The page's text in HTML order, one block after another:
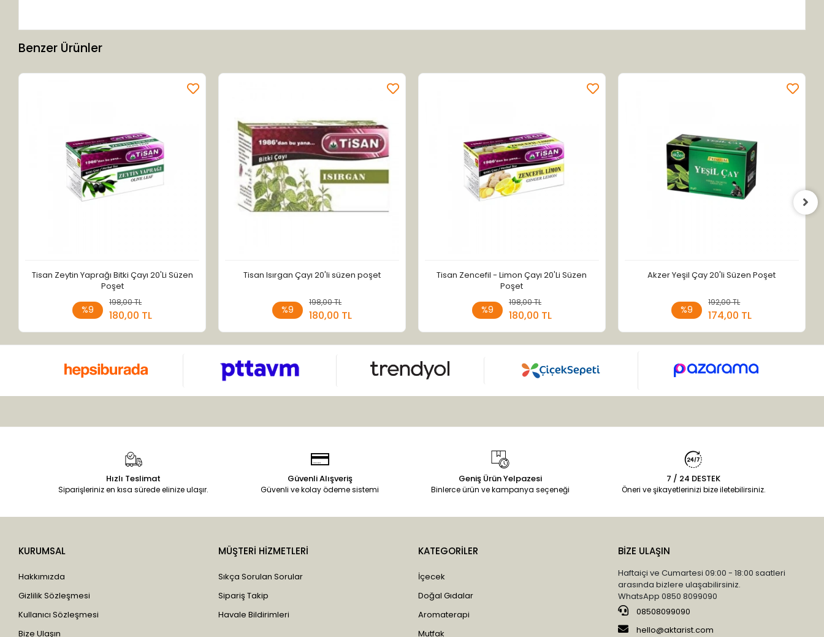
Benzer Ürünler
Tisan Zeytin Yaprağı Bitki Çayı 20'Li Süzen
Poşet
%9
198,00 TL
180,00 TL
Sepete Ekle
Tisan Isırgan Çayı 20'li süzen poşet
%9
198,00 TL
180,00 TL
Sepete Ekle
Tisan Zencefil - Limon Çayı 20'Li Süzen
Poşet
%9
198,00 TL
180,00 TL
Sepete Ekle
Akzer Yeşil Çay 20'li Süzen Poşet
%9
192,00 TL
174,00 TL
Sepete Ekle
Hızlı Teslimat
Siparişleriniz en kısa sürede elinize ulaşır.
Güvenli Alışveriş
Güvenli ve kolay ödeme sistemi
Geniş Ürün Yelpazesi
Binlerce ürün ve kampanya seçeneği
7 / 24 DESTEK
Öneri ve şikayetlerinizi bize iletebilirsiniz.
KURUMSAL
Hakkımızda
Gizlilik Sözleşmesi
Kullanıcı Sözleşmesi
Bize Ulaşın
MÜŞTERİ HİZMETLERİ
Sıkça Sorulan Sorular
Sipariş Takip
Havale Bildirimleri
KATEGORİLER
İçecek
Doğal Gıdalar
Aromaterapi
Mutfak
BİZE ULAŞIN
Haftaiçi ve Cumartesi 09:00 - 18:00 saatleri
arasında bizlere ulaşabilirsiniz.
WhatsApp 0850 8099090
08508099090
hello@aktarist.com